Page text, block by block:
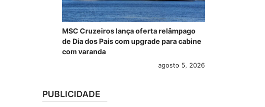
MSC Cruzeiros lança oferta relâmpago
de Dia dos Pais com upgrade para cabine
com varanda
agosto 5, 2026
PUBLICIDADE